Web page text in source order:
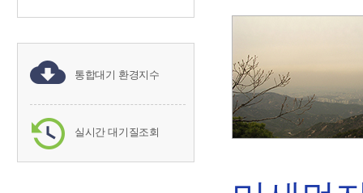
통합대기 환경지수
실시간 대기질조회